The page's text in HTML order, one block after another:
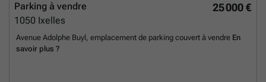
25 000 €
Parking à vendre
1050 Ixelles
Avenue Adolphe Buyl, emplacement de parking couvert à vendre En
savoir plus ?